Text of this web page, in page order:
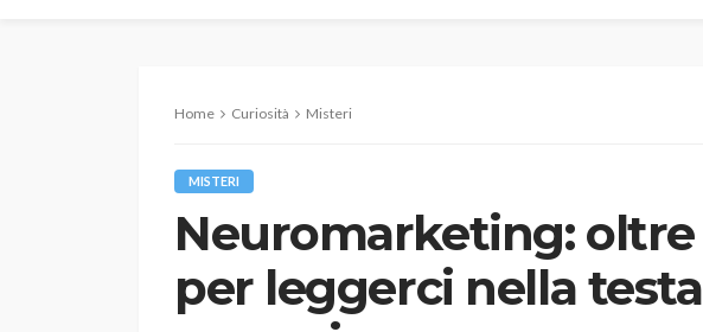
Home Curiosità Misteri
MISTERI
Neuromarketing:
per leggerci nella